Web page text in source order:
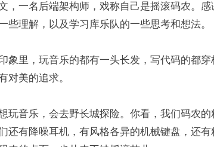
，一名后端架构师，戏称自己是摇滚码农。
些理解，以及学习库乐队的一些思考和想法。
象里，玩音乐的都有一头长发，写代码的都
对美的追求。
玩音乐，会去野长城探险。你看，我们码农
还有降噪耳机，有风格各异的机械键盘，还